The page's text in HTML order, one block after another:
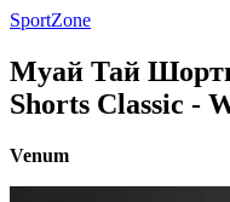
SportZone
Муай Тай
Shorts Classic -
Venum